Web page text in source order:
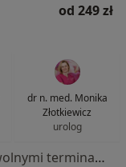
od 249 zł
dr n. med. Monika
Złotkiewicz
urolog
Brak dostępnych specjalistów z wolnymi terminami w tym centrum medycznym.